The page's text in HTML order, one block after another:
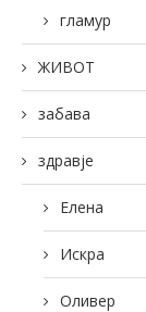
гламур
ЖИВОТ
забава
здравје
Елена
Искра
Оливер